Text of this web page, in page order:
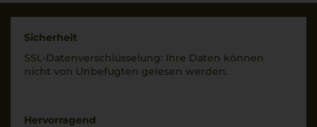
Sicherheit
SSL-Daten­verschlüs­selung: Ihre Daten können
nicht von Unbe­fugten gelesen werden.
Hervorragend